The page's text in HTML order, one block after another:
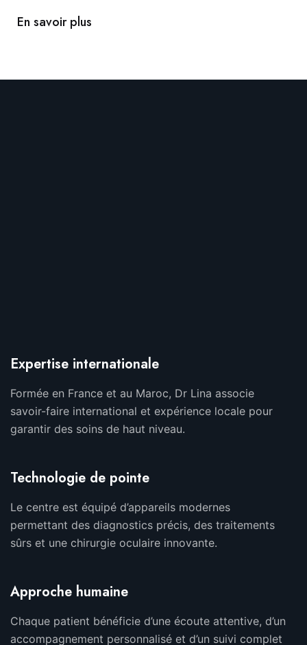
En savoir plus
Expertise internationale
Formée en France et au Maroc, Dr Lina associe
savoir-faire international et expérience locale pour
garantir des soins de haut niveau.
Technologie de pointe
Le centre est équipé d’appareils modernes
permettant des diagnostics précis, des traitements
sûrs et une chirurgie oculaire innovante.
Approche humaine
Chaque patient bénéficie d’une écoute attentive, d’un
accompagnement personnalisé et d’un suivi complet